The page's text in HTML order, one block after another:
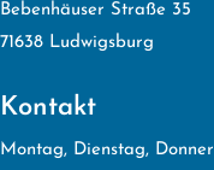
Bebenhäuser Straße 35
71638 Ludwigsburg
Kontakt
Montag, Dienstag,